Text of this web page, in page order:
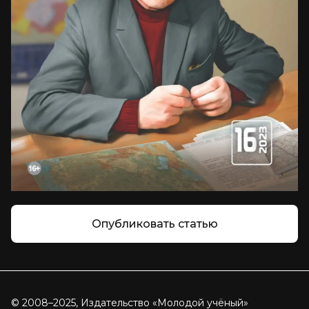
Опубликовать статью
© 2008–2025, Издательство «Молодой учёный»